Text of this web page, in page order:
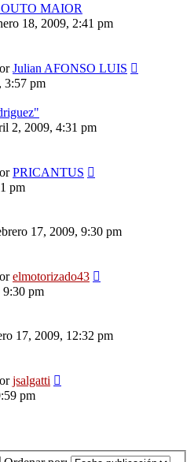
MAIOR
18, 2009, 2:41 pm
Julian AFONSO LUIS
3:57 pm
2, 2009, 4:31 pm
PRICANTUS
pm
17, 2009, 9:30 pm
elmotorizado43
9:30 pm
17, 2009, 12:32 pm
jsalgatti
pm